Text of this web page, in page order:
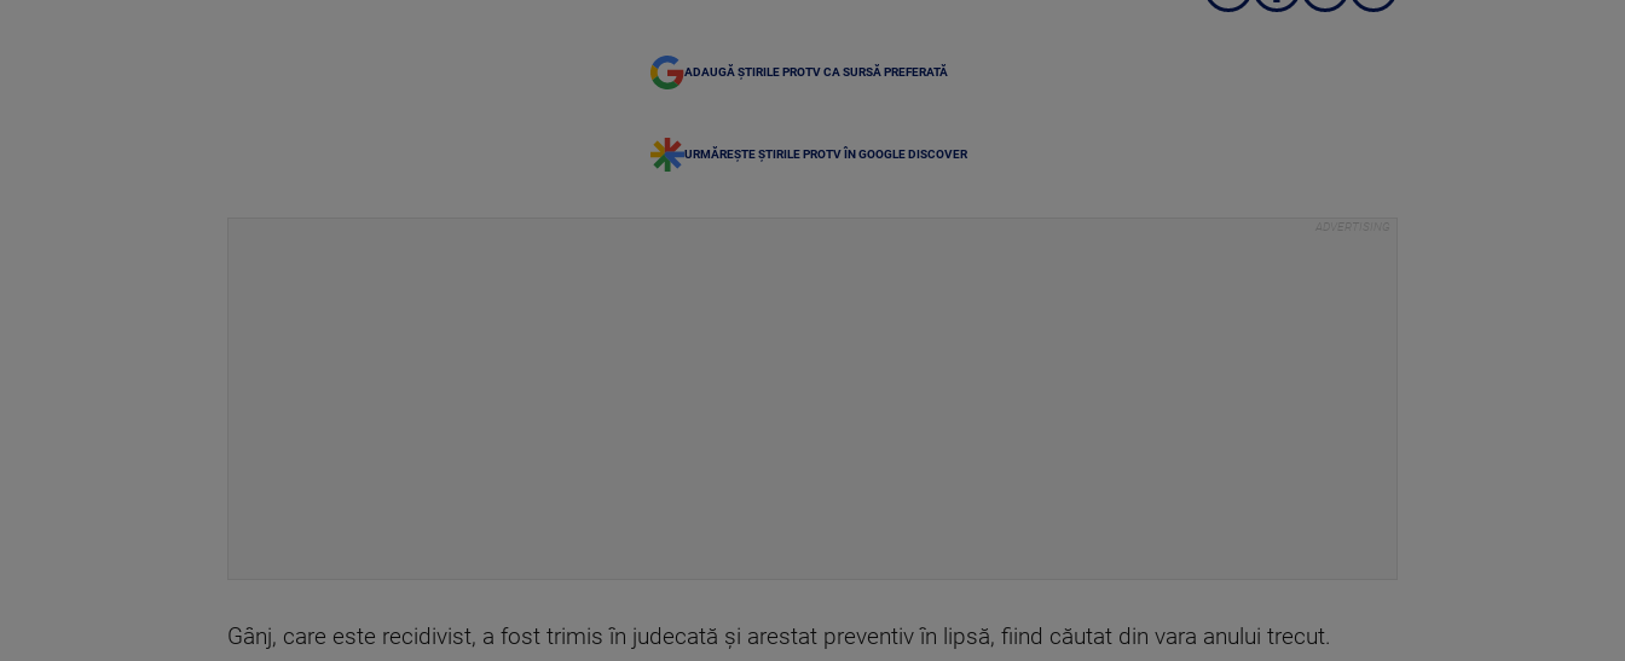
ADAUGĂ ȘTIRILE PROTV CA SURSĂ PREFERATĂ
URMĂREȘTE ȘTIRILE PROTV ÎN GOOGLE DISCOVER
Gânj, care este recidivist, a fost trimis în judecată și arestat preventiv în lipsă, fiind căutat din vara anului trecut.